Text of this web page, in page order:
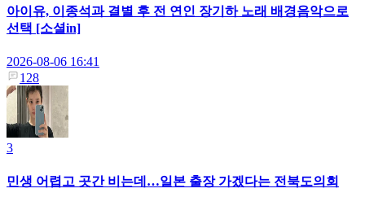
아이유, 이종석과 결별 후 전 연인 장기하 노래 배경음악으로
선택 [소셜in]
2026-08-06 16:41
128
3
민생 어렵고 곳간 비는데…일본 출장 가겠다는 전북도의회